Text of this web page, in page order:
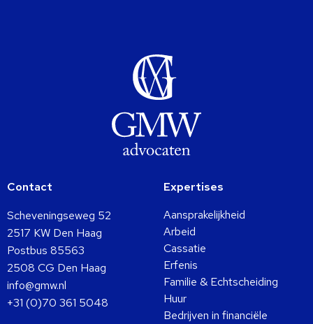
Contact
Scheveningseweg 52
2517 KW Den Haag
Postbus 85563
2508 CG Den Haag
info@gmw.nl
+31 (0)70 361 5048
Expertises
Aansprakelijkheid
Arbeid
Cassatie
Erfenis
Familie & Echtscheiding
Huur
Bedrijven in financiële